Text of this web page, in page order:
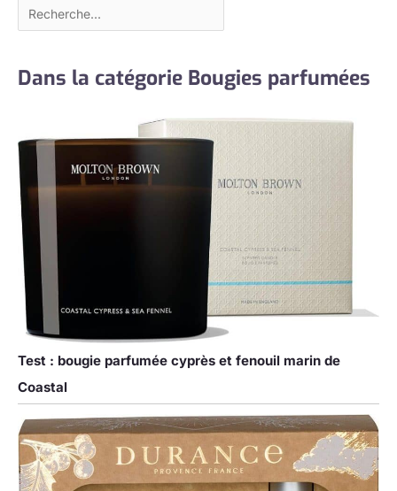
Dans la catégorie Bougies parfumées
Test : bougie parfumée cyprès et fenouil marin de
Coastal